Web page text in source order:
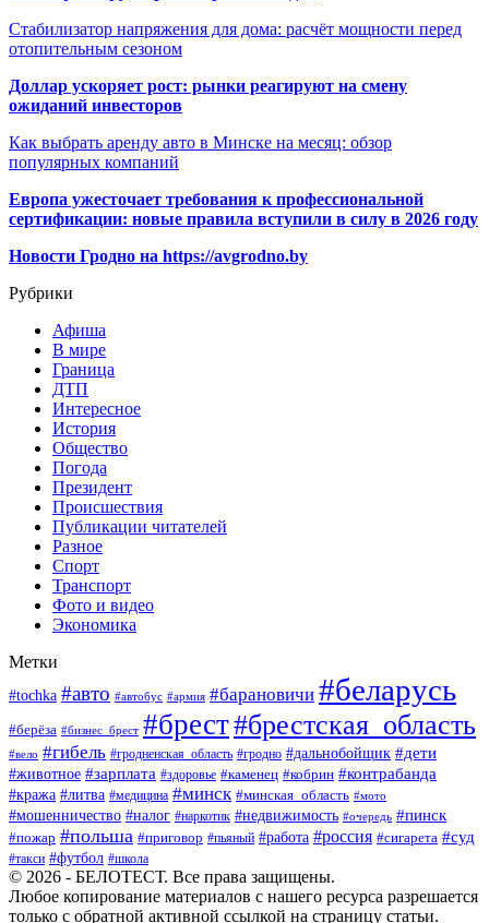
Стабилизатор напряжения для дома: расчёт мощности перед
отопительным сезоном
Доллар ускоряет рост: рынки реагируют на смену
ожиданий инвесторов
Как выбрать аренду авто в Минске на месяц: обзор
популярных компаний
Европа ужесточает требования к профессиональной
сертификации: новые правила вступили в силу в 2026 году
Новости Гродно на https://avgrodno.by
Рубрики
Афиша
В мире
Граница
ДТП
Интересное
История
Общество
Погода
Президент
Происшествия
Публикации читателей
Разное
Спорт
Транспорт
Фото и видео
Экономика
Метки
#tochka #авто #автобус #армия #барановичи #беларусь
#берёза #бизнес_брест #брест#брестская_область
#вело #гибель #гродненская_область #гродно #дальнобойщик #дети
#животное #зарплата #здоровье #каменец #кобрин #контрабанда
#кража #литва #медицина #минск #минская_область #мото
#мошенничество #налог #наркотик #недвижимость #очередь #пинск
#пожар #польша #приговор #пьяный #работа #россия #сигарета #суд
#такси #футбол #школа
© 2026 - БЕЛОТЕСТ. Все права защищены.
Любое копирование материалов с нашего ресурса разрешается
только с обратной активной ссылкой на страницу статьи.